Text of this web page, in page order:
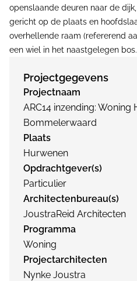
openslaande deuren naar de
gericht op de plaats en
overhellende raam (refererend
een wiel in het naastgelegen bos.
Projectgegevens
Projectnaam
ARC14 inzending: Woning
Bommelerwaard
Plaats
Hurwenen
Opdrachtgever(s)
Particulier
Architectenbureau(s)
JoustraReid Architecten
Programma
Woning
Projectarchitecten
Nynke Joustra